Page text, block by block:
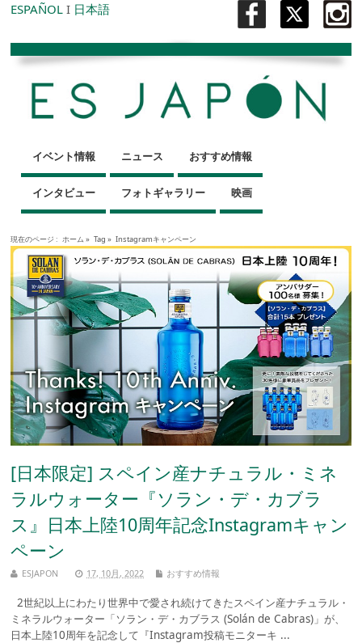
ESPAÑOL I 日本語
イベント情報 ニュース おすすめ情報
インタビュー フォトギャラリー 映画
現在のページ : ホーム » Tag » Instagramキャンペーン
[日本限定] スペイン産ナチュラル・ミネ
ラルウォーター『ソラン・デ・カブラ
ス』日本上陸10周年記念Instagramキャン
ペーン
ESJAPON 17, 10月, 2022 おすすめ情報
2世紀以上にわたり世界中で愛され続けてきたスペイン産ナチュラル・
ミネラルウォーター「ソラン・デ・カブラス (Solán de Cabras)」が、
日本上陸10周年を記念して『Instagram投稿モニターキ ...